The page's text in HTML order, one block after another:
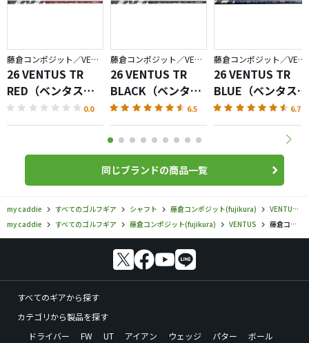
藤倉コンポジット／VENTUS
26 VENTUS TR
RED（ベンタスレ
ッド）
0.0
藤倉コンポジット／VENTUS
26 VENTUS TR
BLACK（ベンタス
ブラック）
6.5
藤倉コンポジット／VENTUS
26 VENTUS TR
BLUE（ベンタスブ
ルー）
6.7
同じブランドの商品一覧
my caddie すべてのゴルフギア シャフト 藤倉コンポジット(fujikura)
VENTUS
my caddie
すべてのゴルフギア 藤倉コンポジット(fujikura) VENTUS 藤倉コンポジット／VENTUS／ベンタス HB ブルー シャフトの口コミ評価
すべてのギアから探す
カテゴリから製品を探す
ドライバー
FW UT アイアン ウェッジ パター
ボール